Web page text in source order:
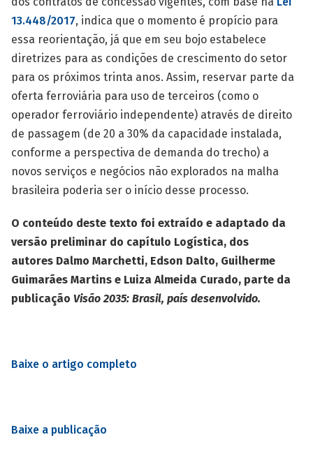
13.448/2017, indica que o momento é propício para
essa reorientação, já que em seu bojo estabelece
diretrizes para as condições de crescimento do setor
para os próximos trinta anos. Assim, reservar parte da
oferta ferroviária para uso de terceiros (como o
operador ferroviário independente) através de direito
de passagem (de 20 a 30% da capacidade instalada,
conforme a perspectiva de demanda do trecho) a
novos serviços e negócios não explorados na malha
brasileira poderia ser o início desse processo.
O conteúdo deste texto foi extraído e adaptado da
versão preliminar do capítulo Logística, dos
autores Dalmo Marchetti, Edson Dalto, Guilherme
Guimarães Martins e Luiza Almeida Curado, parte da
publicação Visão 2035: Brasil, país desenvolvido.
Baixe o artigo completo
Baixe a publicação